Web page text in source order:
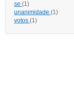
se (1)
unanimidade (1)
votos (1)